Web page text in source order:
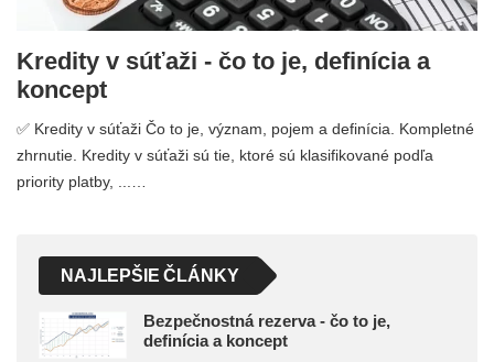
Kredity v súťaži - čo to je, definícia a
koncept
✅ Kredity v súťaži Čo to je, význam, pojem a definícia. Kompletné
zhrnutie. Kredity v súťaži sú tie, ktoré sú klasifikované podľa
priority platby, ...…
NAJLEPŠIE ČLÁNKY
Bezpečnostná rezerva - čo to je,
definícia a koncept